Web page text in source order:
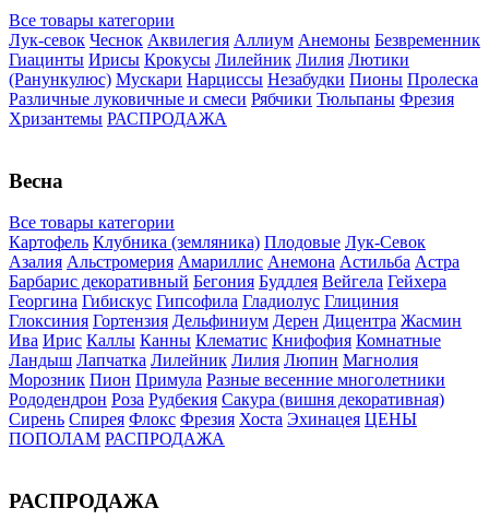
Все товары категории
Лук-севок Чеснок Аквилегия Аллиум Анемоны Безвременник
Гиацинты Ирисы Крокусы Лилейник Лилия Лютики
(Ранункулюс) Мускари Нарцисcы Незабудки Пионы Пролеска
Различные луковичные и смеси Рябчики Тюльпаны Фрезия
Хризантемы РАСПРОДАЖА
Весна
Все товары категории
Картофель Клубника (земляника) Плодовые Лук-Севок
Азалия Альстромерия Амариллис Анемона Астильба Астра
Барбарис декоративный Бегония Буддлея Вейгела Гейхера
Георгина Гибискус Гипсофила Гладиолус Глициния
Глоксиния Гортензия Дельфиниум Дерен Дицентра Жасмин
Ива Ирис Каллы Канны Клематис Книфофия Комнатные
Ландыш Лапчатка Лилейник Лилия Люпин Магнолия
Морозник Пион Примула Разные весенние многолетники
Рододендрон Роза Рудбекия Сакура (вишня декоративная)
Сирень Спирея Флокс Фрезия Хоста Эхинацея ЦЕНЫ
ПОПОЛАМ РАСПРОДАЖА
РАСПРОДАЖА